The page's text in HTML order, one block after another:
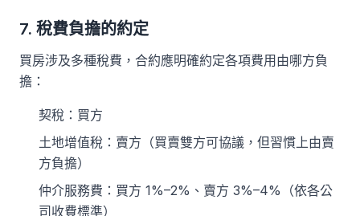
7. 稅費負擔的約定
買房涉及多種稅費，合約應明確約定各項費用由哪方負
擔：
契稅：買方
土地增值稅：賣方（買賣雙方可協議，但習慣上由賣
方負擔）
仲介服務費：買方 1%–2%、賣方 3%–4%（依各公
司收費標準）